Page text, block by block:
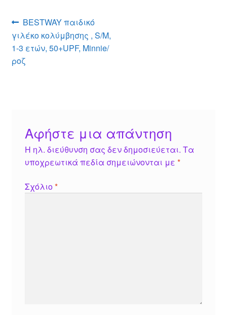
g
er
p
p
e
Πλοήγηση
άρθρων
Προηγούμενο
άρθρο:
BESTWAY παιδικό
γιλέκο κολύμβησης , S/M,
1-3 ετών, 50+UPF, Minnie/
ροζ
Αφήστε μια απάντηση
Η ηλ. διεύθυνση σας δεν δημοσιεύεται. Τα
υποχρεωτικά πεδία σημειώνονται με *
Σχόλιο*